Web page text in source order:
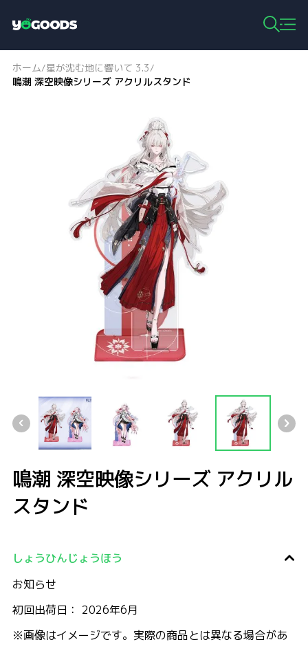
o
g
o
o
ホーム/星が沈む地に響いて 3.3/
鳴潮 深空映像シリーズ アクリルスタンド
鳴潮 深空映像シリーズ アクリル
スタンド
しょうひんじょうほう
お知らせ
初回出荷日： 2026年6月
※画像はイメージです。実際の商品とは異なる場合があ